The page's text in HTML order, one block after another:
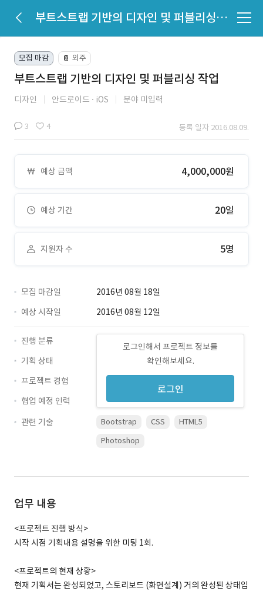
부트스트랩 기반의 디자인 및 퍼블리싱 작업
모집 마감 📔 외주
부트스트랩 기반의 디자인 및 퍼블리싱 작업
디자인 안드로이드 iOS 분야 미입력
3 4 등록 일자 2016.08.09.
예상 금액 4,000,000원
예상 기간 20일
지원자 수 5명
모집 마감일
2016년 08월 18일
예상 시작일
2016년 08월 12일
로그인해서 프로젝트 정보를
확인해보세요.
로그인
진행 분류
기획 상태
프로젝트 경험
협업 예정 인력
관련 기술
Bootstrap CSS
HTML5
Photoshop
업무 내용
<프로젝트 진행 방식>
시작 시점 기획내용 설명을 위한 미팅 1회.
<프로젝트의 현재 상황>
현재 기획서는 완성되었고, 스토리보드 (화면설계) 거의 완성된 상태입